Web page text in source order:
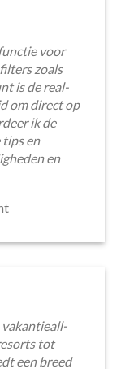
voor
zoals
is de real-
om direct op
ik de
en
en
vakantieall-
tot
een breed